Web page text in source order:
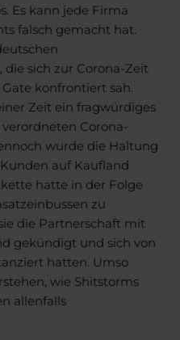
Es kann jede Firma
falsch gemacht hat.
sich zur Corona-Zeit
konfrontiert sah.
Zeit ein fragwürdiges
Corona-
wurde die Haltung
auf Kaufland
hatte in der Folge
zu
die Partnerschaft mit
gekündigt und sich von
hatten. Umso
wie Shitstorms
allenfalls